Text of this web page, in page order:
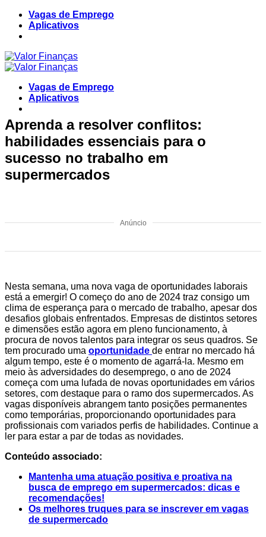
Skip
content
Vagas de Emprego
Aplicativos
Vagas de Emprego
Aplicativos
Aprenda a resolver conflitos:
habilidades essenciais para o
sucesso no trabalho em
supermercados
Anúncio
Nesta semana, uma nova vaga de oportunidades laborais
está a emergir! O começo do ano de 2024 traz consigo um
clima de esperança para o mercado de trabalho, apesar dos
desafios globais enfrentados. Empresas de distintos setores
e dimensões estão agora em pleno funcionamento, à
procura de novos talentos para integrar os seus quadros. Se
tem procurado uma oportunidade de entrar no mercado há
algum tempo, este é o momento de agarrá-la. Mesmo em
meio às adversidades do desemprego, o ano de 2024
começa com uma lufada de novas oportunidades em vários
setores, com destaque para o ramo dos supermercados. As
vagas disponíveis abrangem tanto posições permanentes
como temporárias, proporcionando oportunidades para
profissionais com variados perfis de habilidades. Continue a
ler para estar a par de todas as novidades.
Conteúdo associado:
Mantenha uma atuação positiva e proativa na
busca de emprego em supermercados: dicas e
recomendações!
Os melhores truques para se inscrever em vagas
de supermercado